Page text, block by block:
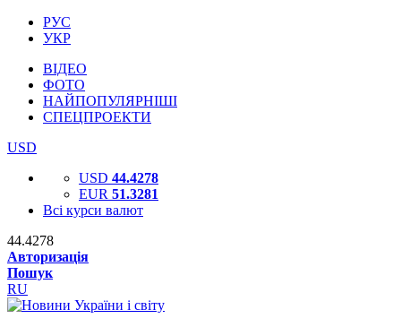
РУС
УКР
ВІДЕО
ФОТО
НАЙПОПУЛЯРНІШІ
СПЕЦПРОЕКТИ
USD
USD 44.4278
EUR 51.3281
Всі курси валют
44.4278
Авторизація
Пошук
RU